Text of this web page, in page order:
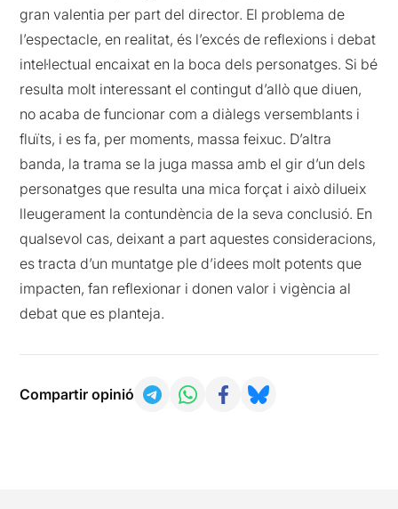
gran valentia per part del director. El problema de
l’espectacle, en realitat, és l’excés de reflexions i debat
intel·lectual encaixat en la boca dels personatges. Si bé
resulta molt interessant el contingut d’allò que diuen,
no acaba de funcionar com a diàlegs versemblants i
fluïts, i es fa, per moments, massa feixuc. D’altra
banda, la trama se la juga massa amb el gir d’un dels
personatges que resulta una mica forçat i això dilueix
lleugerament la contundència de la seva conclusió. En
qualsevol cas, deixant a part aquestes consideracions,
es tracta d’un muntatge ple d’idees molt potents que
impacten, fan reflexionar i donen valor i vigència al
debat que es planteja.
Compartir opinió